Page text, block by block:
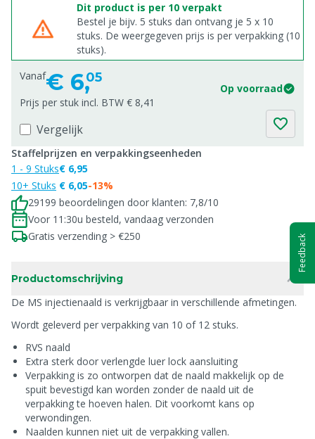
Dit product is per 10 verpakt
Bestel je bijv. 5 stuks dan ontvang je 5 x 10
stuks. De weergegeven prijs is per verpakking (10
stuks).
Vanaf€ 6,05
Op voorraad
Prijs per stuk incl. BTW € 8,41
Vergelijk
Staffelprijzen en verpakkingseenheden
1 - 9 Stuks
10+ Stuks
€ 6,95
€ 6,05-13%
29199 beoordelingen door klanten: 7,8/10
Voor 11:30u besteld, vandaag verzonden
Gratis verzending > €250
Productomschrijving
De MS injectienaald is verkrijgbaar in verschillende afmetingen.
Wordt geleverd per verpakking van 10 of 12 stuks.
RVS naald
Extra sterk door verlengde luer lock aansluiting
Verpakking is zo ontworpen dat de naald makkelijk op de
spuit bevestigd kan worden zonder de naald uit de
verpakking te hoeven halen. Dit voorkomt kans op
verwondingen.
Naalden kunnen niet uit de verpakking vallen.
Feedback